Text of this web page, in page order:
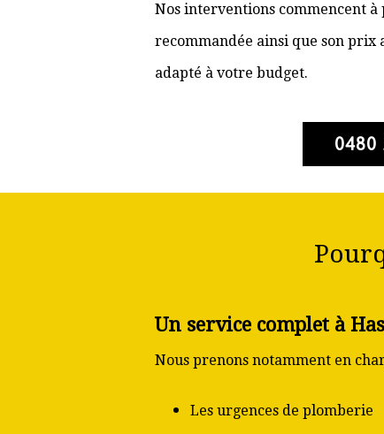
Nos interventions commencent
recommandée ainsi que son prix
adapté à votre budget.
0480
Un service complet à
Nous prenons notamment en
Les urgences de plomberie